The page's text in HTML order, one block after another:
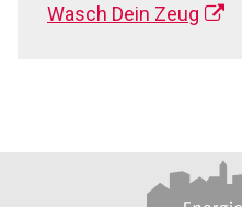
Wasch Dein Zeug